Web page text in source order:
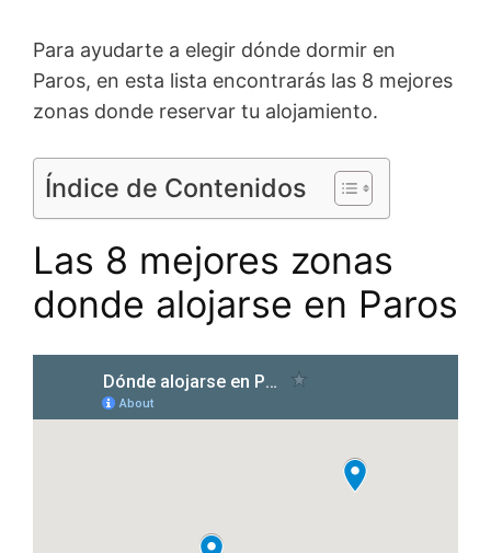
Para ayudarte a elegir dónde dormir en
Paros, en esta lista encontrarás las 8 mejores
zonas donde reservar tu alojamiento.
Índice de Contenidos
Las 8 mejores zonas
donde alojarse en Paros